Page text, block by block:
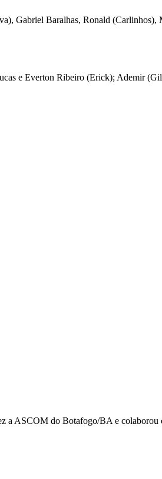
Gabriel Baralhas, Ronald (Carlinhos),
e Everton Ribeiro (Erick); Ademir
a ASCOM do Botafogo/BA e